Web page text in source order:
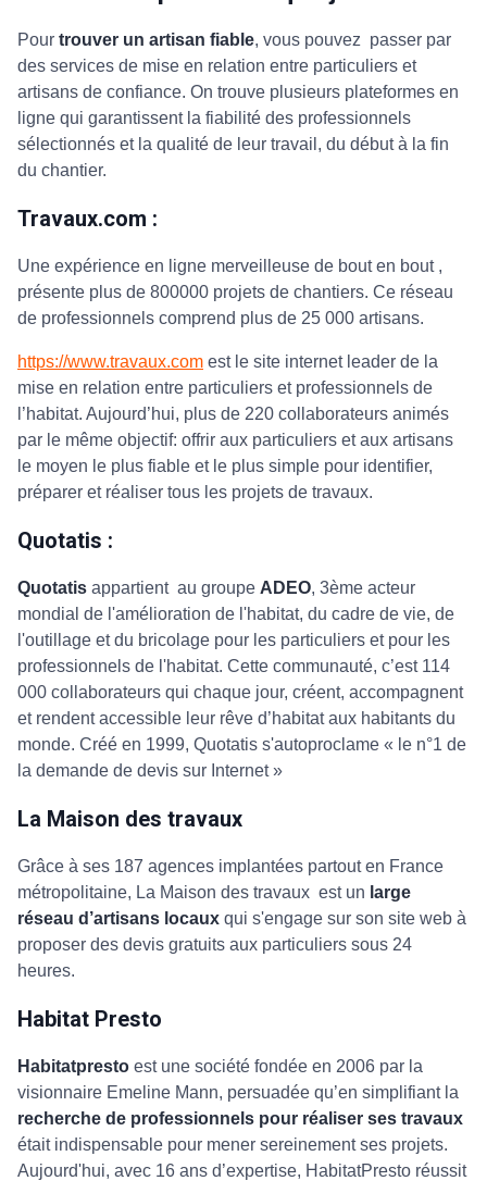
Pour trouver un artisan fiable, vous pouvez passer par
des services de mise en relation entre particuliers et
artisans de confiance. On trouve plusieurs plateformes en
ligne qui garantissent la fiabilité des professionnels
sélectionnés et la qualité de leur travail, du début à la fin
du chantier.
Travaux.com :
Une expérience en ligne merveilleuse de bout en bout ,
présente plus de 800000 projets de chantiers. Ce réseau
de professionnels comprend plus de 25 000 artisans.
https://www.travaux.com est le site internet leader de la
mise en relation entre particuliers et professionnels de
l’habitat. Aujourd’hui, plus de 220 collaborateurs animés
par le même objectif: offrir aux particuliers et aux artisans
le moyen le plus fiable et le plus simple pour identifier,
préparer et réaliser tous les projets de travaux.
Quotatis :
Quotatis appartient au groupe ADEO, 3ème acteur
mondial de l'amélioration de l'habitat, du cadre de vie, de
l'outillage et du bricolage pour les particuliers et pour les
professionnels de l'habitat. Cette communauté, c’est 114
000 collaborateurs qui chaque jour, créent, accompagnent
et rendent accessible leur rêve d’habitat aux habitants du
monde. Créé en 1999, Quotatis s'autoproclame « le n°1 de
la demande de devis sur Internet »
La Maison des travaux
Grâce à ses 187 agences implantées partout en France
métropolitaine, La Maison des travaux est un large
réseau d’artisans locaux qui s'engage sur son site web à
proposer des devis gratuits aux particuliers sous 24
heures.
Habitat Presto
Habitatpresto est une société fondée en 2006 par la
visionnaire Emeline Mann, persuadée qu’en simplifiant la
recherche de professionnels pour réaliser ses travaux
était indispensable pour mener sereinement ses projets.
Aujourd'hui, avec 16 ans d’expertise, HabitatPresto réussit